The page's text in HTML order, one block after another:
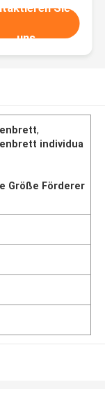
Sie
uns
,
individua
Größe Förderer